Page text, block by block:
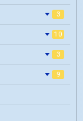
3
10
3
9